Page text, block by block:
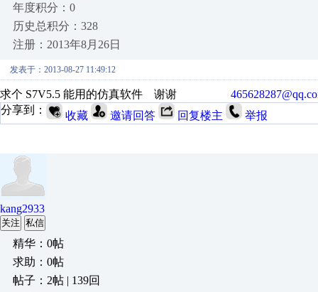
年度积分：0
历史总积分：328
注册：2013年8月26日
发表于：2013-08-27 11:49:12
求个 S7V5.5 能用的仿真软件 谢谢
分享到：
收藏 邀请回答 回复楼主 举报
kang2933
关注 私信
精华：0帖
求助：0帖
帖子：2帖 | 139回